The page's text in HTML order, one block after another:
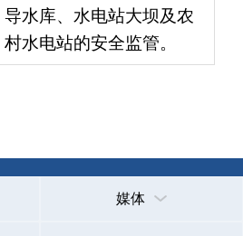
国家部委局
政务公开信息中心
新ICP备2022000247号